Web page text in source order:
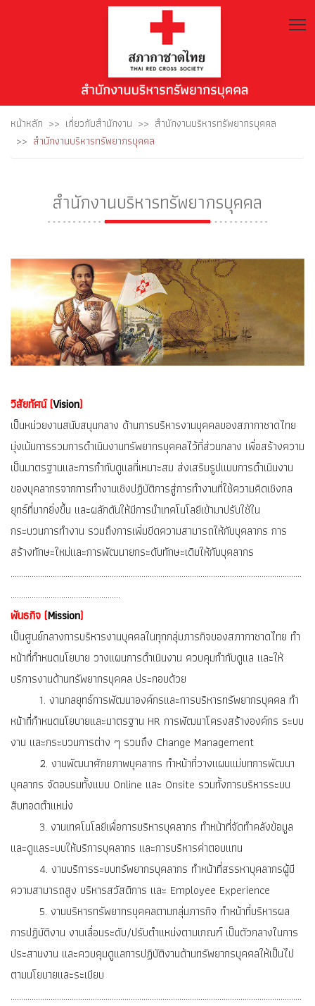
หน้าหลัก เกี่ยวกับสำนักงาน
สำนักงานบริหารทรัพยากรบุคคล
สำนักงานบริหารทรัพยากรบุคคล
สำนักงานบริหารทรัพยากรบุคคล
วิสัยทัศน์ (Vision)
เป็นหน่วยงานสนับสนุนกลาง ด้านการบริหารงานบุคคลของสภากาชาดไทย
มุ่งเน้นการรวมการดำเนินงานทรัพยากรบุคคลไว้ที่ส่วนกลาง เพื่อสร้างความ
เป็นมาตรฐานและการกำกับดูแลที่เหมาะสม ส่งเสริมรูปแบบการดำเนินงาน
ของบุคลากรจากการทำงานเชิงปฏิบัติการสู่การทำงานที่ใช้ความคิดเชิงกล
ยุทธ์ที่มากยิ่งขึ้น และผลักดันให้มีการนำเทคโนโลยีเข้ามาปรับใช้ใน
กระบวนการทำงาน รวมถึงการเพิ่มขีดความสามารถให้กับบุคลากร การ
สร้างทักษะใหม่และการพัฒนายกระดับทักษะเดิมให้กับบุคลากร
…………………………………………………………………………………………………………………………
…………………………………………….
พันธกิจ (Mission)
เป็นศูนย์กลางการบริหารงานบุคคลในทุกกลุ่มภารกิจของสภากาชาดไทย ทำ
หน้าที่กำหนดนโยบาย วางแผนการดำเนินงาน ควบคุมกำกับดูแล และให้
บริการงานด้านทรัพยากรบุคคล ประกอบด้วย
1. งานกลยุทธ์การพัฒนาองค์กรและการบริหารทรัพยากรบุคคล ทำ
หน้าที่กำหนดนโยบายและมาตรฐาน HR การพัฒนาโครงสร้างองค์กร ระบบ
งาน และกระบวนการต่าง ๆ รวมถึง Change Management
2. งานพัฒนาศักยภาพบุคลากร ทำหน้าที่วางแผนแม่บทการพัฒนา
บุคลากร จัดอบรมทั้งแบบ Online และ Onsite รวมทั้งการบริหารระบบ
สืบทอดตำแหน่ง
3. งานเทคโนโลยีเพื่อการบริหารบุคลากร ทำหน้าที่จัดทำคลังข้อมูล
และดูแลระบบให้บริการบุคลากร และการบริหารค่าตอบแทน
4. งานบริการระบบทรัพยากรบุคลากร ทำหน้าที่สรรหาบุคลากรผู้มี
ความสามารถสูง บริหารสวัสดิการ และ Employee Experience
5. งานบริหารทรัพยากรบุคคลตามกลุ่มภารกิจ ทำหน้าที่บริหารผล
การปฏิบัติงาน งานเลื่อนระดับ/ปรับตำแหน่งตามเกณฑ์ เป็นตัวกลางในการ
ประสานงาน และควบคุมดูแลการปฏิบัติงานด้านทรัพยากรบุคคลให้เป็นไป
ตามนโยบายและระเบียบ
…………………………………………………………………………………………………………………………